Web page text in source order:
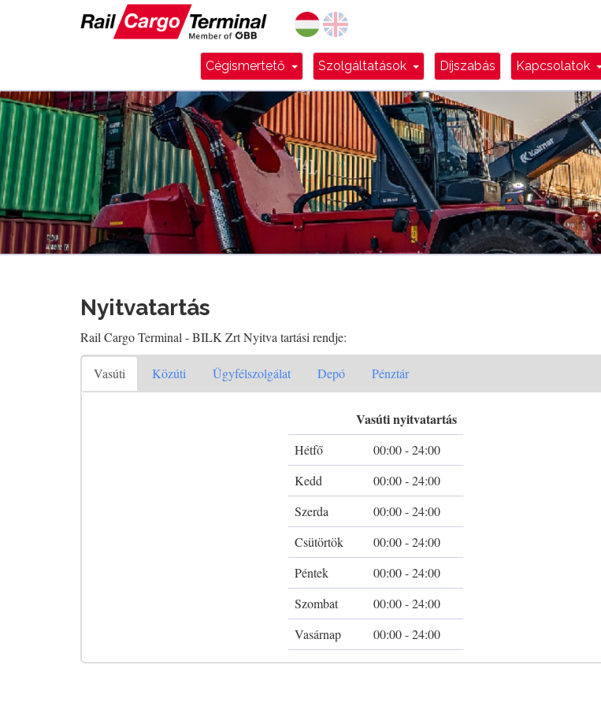
Cégismertető Dropdown Toggle
Szolgáltatások Dropdown Toggle
Díjszabás Kapcsolatok
Nyitvatartás
Rail Cargo Terminal - BILK Zrt Nyitva tartási rendje:
Vasúti Közúti Ügyfélszolgálat Depó Pénztár
Vasúti nyitvatartás
Hétfő
00:00 - 24:00
Kedd
00:00 - 24:00
Szerda
00:00 - 24:00
Csütörtök
00:00 - 24:00
Péntek
00:00 - 24:00
Szombat
00:00 - 24:00
Vasárnap
00:00 - 24:00